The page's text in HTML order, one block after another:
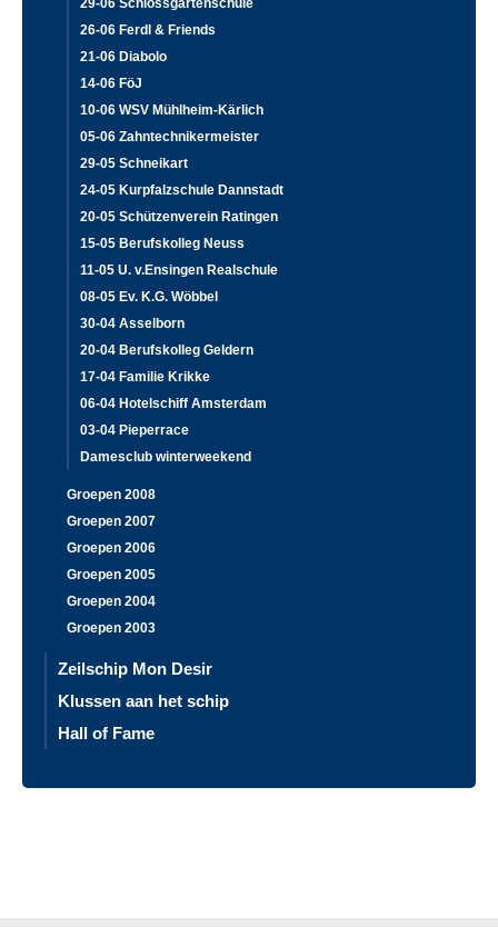
29-06 Schlossgartenschule
26-06 Ferdl & Friends
21-06 Diabolo
14-06 FöJ
10-06 WSV Mühlheim-Kärlich
05-06 Zahntechnikermeister
29-05 Schneikart
24-05 Kurpfalzschule Dannstadt
20-05 Schützenverein Ratingen
15-05 Berufskolleg Neuss
11-05 U. v.Ensingen Realschule
08-05 Ev. K.G. Wöbbel
30-04 Asselborn
20-04 Berufskolleg Geldern
17-04 Familie Krikke
06-04 Hotelschiff Amsterdam
03-04 Pieperrace
Damesclub winterweekend
Groepen 2008
Groepen 2007
Groepen 2006
Groepen 2005
Groepen 2004
Groepen 2003
Zeilschip Mon Desir
Klussen aan het schip
Hall of Fame